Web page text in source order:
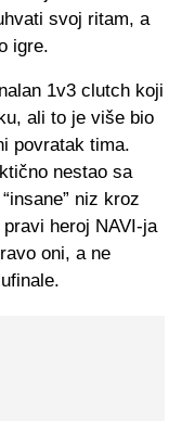
svoj ritam, a
igre.
1v3 clutch koji
ali to je više bio
povratak tima.
nestao sa
niz kroz
heroj NAVI-ja
oni, a ne